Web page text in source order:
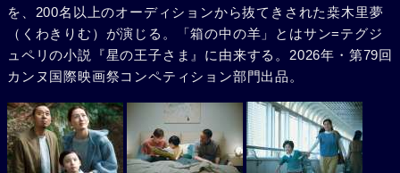
を、200名以上のオーディションから抜てきされた桒木里夢
（くわきりむ）が演じる。「箱の中の羊」とはサン=テグジ
ュペリの小説『星の王子さま』に由来する。2026年・第79回
カンヌ国際映画祭コンペティション部門出品。